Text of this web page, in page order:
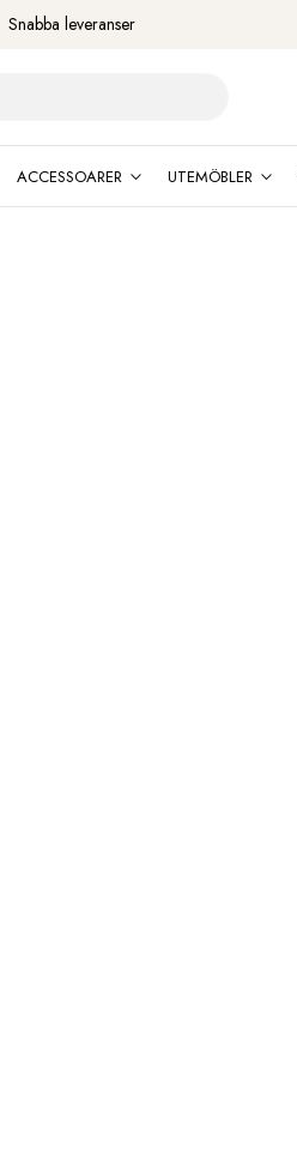
Snabba leveranser
ACCESSOARER UTEMÖBLER